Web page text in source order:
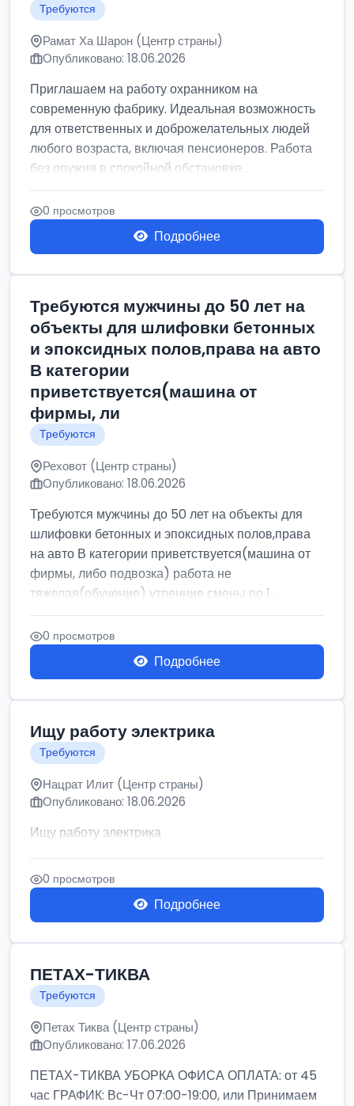
Требуются
Рамат Ха Шарон (Центр страны)
Опубликовано: 18.06.2026
Приглашаем на работу охранником на
современную фабрику. Идеальная возможность
для ответственных и доброжелательных людей
любого возраста, включая пенсионеров. Работа
без оружия в спокойной обстановке....
0 просмотров
Подробнее
Требуются мужчины до 50 лет на
объекты для шлифовки бетонных
и эпоксидных полов,права на авто
В категории
приветствуется(машина от
фирмы, ли
Требуются
Реховот (Центр страны)
Опубликовано: 18.06.2026
Требуются мужчины до 50 лет на объекты для
шлифовки бетонных и эпоксидных полов,права
на авто В категории приветствуется(машина от
фирмы, либо подвозка) работа не
тяжелая(обучение) утренние смены по 1...
0 просмотров
Подробнее
Ищу работу электрика
Требуются
Нацрат Илит (Центр страны)
Опубликовано: 18.06.2026
Ищу работу электрика
0 просмотров
Подробнее
ПЕТАХ-ТИКВА
Требуются
Петах Тиква (Центр страны)
Опубликовано: 17.06.2026
ПЕТАХ-ТИКВА УБОРКА ОФИСА ОПЛАТА: от 45
час ГРАФИК: Вс-Чт 07:00-19:00, или Принимаем